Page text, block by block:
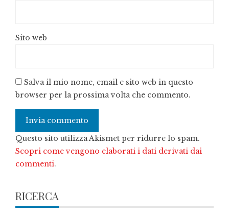
Sito web
Salva il mio nome, email e sito web in questo
browser per la prossima volta che commento.
Questo sito utilizza Akismet per ridurre lo spam.
Scopri come vengono elaborati i dati derivati dai
commenti.
RICERCA